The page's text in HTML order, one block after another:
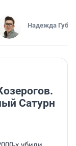
Надежда
Сатурн